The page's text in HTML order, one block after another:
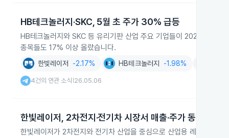
HB테크놀러지·SKC, 5월 초 주가 30% 급등
HB테크놀러지와 SKC 등 유리기판 산업 주요 기업들이 2026년 5
종목들도 17% 이상 올랐습니다.
한빛레이저 -2.17% HB테크놀러지 -1.98%
4건의 연관 소식 26.05.06
한빛레이저, 2차전지·전기차 시장서 매출·주가 동반 상승
한빛레이저가 2차전지와 전기차 산업을 중심으로 산업용 레이저 장